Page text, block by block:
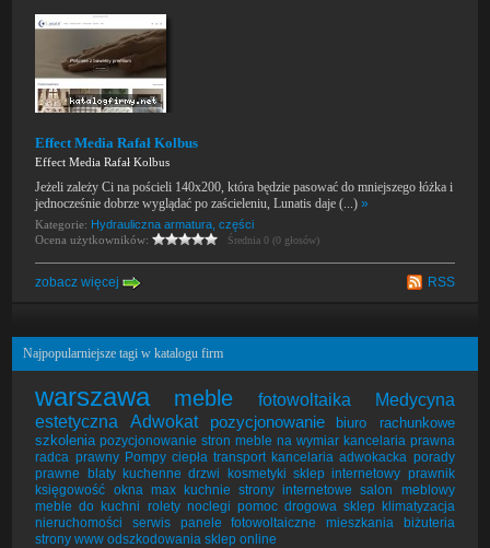
Effect Media Rafał Kolbus
Effect Media Rafał Kolbus
Jeżeli zależy Ci na pościeli 140x200, która będzie pasować do mniejszego łóżka i
jednocześnie dobrze wyglądać po zaścieleniu, Lunatis daje (...)»
Kategorie: Hydrauliczna armatura, części
Ocena użytkowników:
Średnia 0 (0 głosów)
zobacz więcej RSS
Najpopularniejsze tagi w katalogu firm
warszawa meble fotowoltaika
Medycyna
estetyczna
Adwokat pozycjonowanie
biuro rachunkowe
szkolenia pozycjonowanie stron meble na wymiar kancelaria prawna
radca prawny Pompy ciepła transport kancelaria adwokacka porady
prawne
blaty kuchenne drzwi kosmetyki sklep internetowy prawnik
księgowość okna max kuchnie strony internetowe
salon meblowy
meble do kuchni rolety noclegi pomoc drogowa sklep
klimatyzacja
nieruchomości
serwis panele fotowoltaiczne mieszkania
biżuteria
strony www odszkodowania sklep online